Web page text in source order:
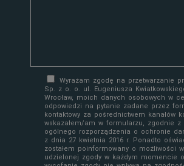
Wyrażam zgodę na przetwarzanie
Sp. z o. o. ul. Eugeniusza
Wrocław, moich danych osobowych w
odpowiedzi na pytanie zadane przez
kontaktowy za pośrednictwem kanałów
wskazałem/am w formularzu, zgodnie z
ogólnego rozporządzenia o ochronie
z dnia 27 kwietnia 2016 r. Ponadto
zostałem poinformowany o możliwości
udzielonej zgody w każdym momencie